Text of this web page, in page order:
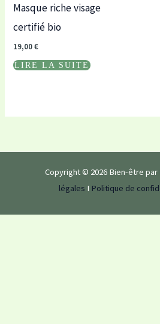
Masque riche visage
certifié bio
19,00€
LIRE LA SUITE
Copyright © 2026 Bien-être par
légales I Politique de